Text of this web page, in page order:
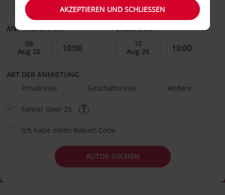
Eine andere Rückgabestation auswählen
ANFANGSDATUM ENDDATUM
ART DER ANMIETUNG
Privatreise
Geschäftsreise Andere
Fahrer über 25
Ich habe einen Rabatt-Code
AUTOS SUCHEN
AKZEPTIEREN UND SCHLIESSEN